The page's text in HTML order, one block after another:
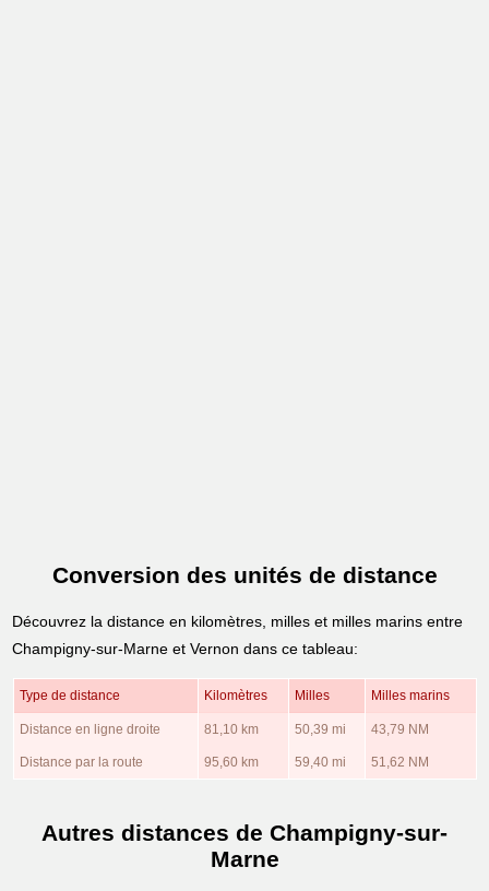
Conversion des unités de distance
Découvrez la distance en kilomètres, milles et milles marins entre
Champigny-sur-Marne et Vernon dans ce tableau:
Type de distance Kilomètres Milles Milles marins
Distance en ligne droite 81,10 km 50,39 mi 43,79 NM
Distance par la route 95,60 km 59,40 mi 51,62 NM
Autres distances de Champigny-sur-
Marne